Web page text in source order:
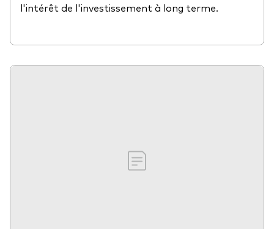
l'intérêt de l'investissement à long terme.